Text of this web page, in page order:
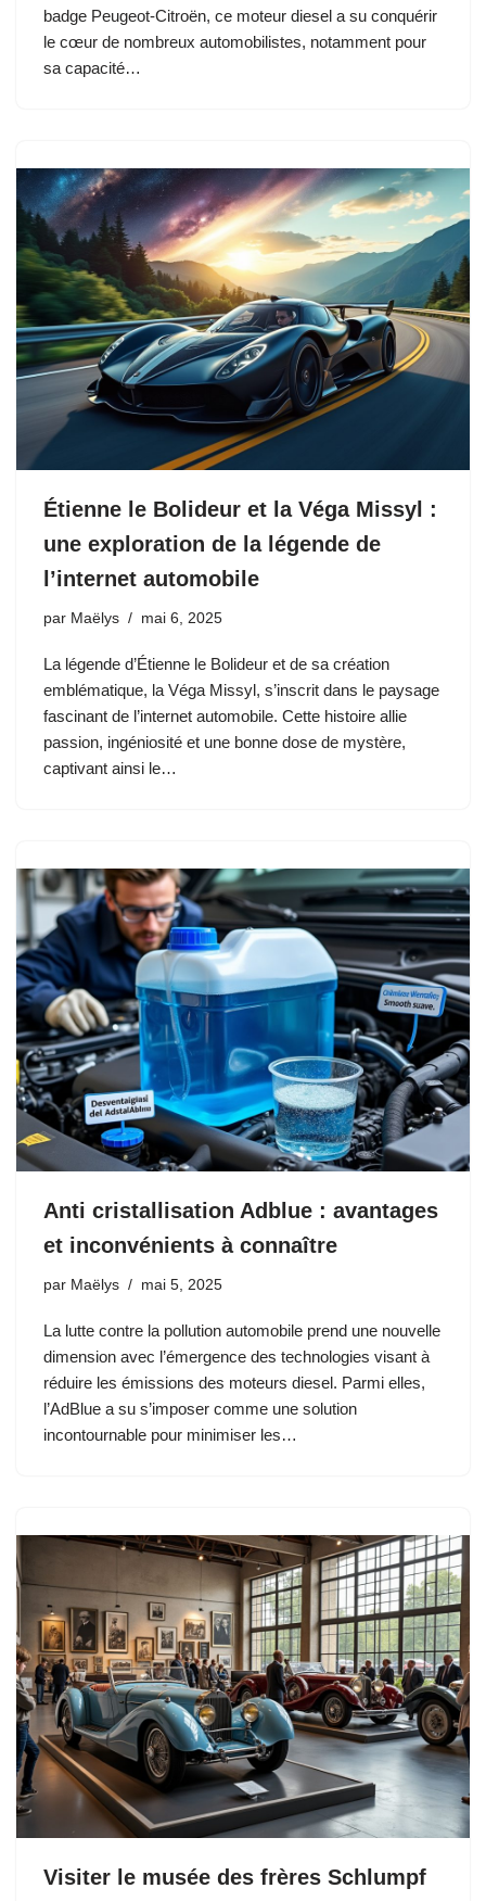
badge Peugeot-Citroën, ce moteur diesel a su conquérir
le cœur de nombreux automobilistes, notamment pour
sa capacité…
Étienne le Bolideur et la Véga Missyl :
une exploration de la légende de
l’internet automobile
par Maëlys mai 6, 2025
La légende d’Étienne le Bolideur et de sa création
emblématique, la Véga Missyl, s’inscrit dans le paysage
fascinant de l’internet automobile. Cette histoire allie
passion, ingéniosité et une bonne dose de mystère,
captivant ainsi le…
Anti cristallisation Adblue : avantages
et inconvénients à connaître
par Maëlys mai 5, 2025
La lutte contre la pollution automobile prend une nouvelle
dimension avec l’émergence des technologies visant à
réduire les émissions des moteurs diesel. Parmi elles,
l’AdBlue a su s’imposer comme une solution
incontournable pour minimiser les…
Visiter le musée des frères Schlumpf